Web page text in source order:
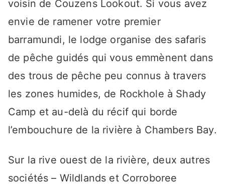
voisin de Couzens Lookout. Si vous avez
envie de ramener votre premier
barramundi, le lodge organise des safaris
de pêche guidés qui vous emmènent dans
des trous de pêche peu connus à travers
les zones humides, de Rockhole à Shady
Camp et au-delà du récif qui borde
l’embouchure de la rivière à Chambers Bay.
Sur la rive ouest de la rivière, deux autres
sociétés – Wildlands et Corroboree